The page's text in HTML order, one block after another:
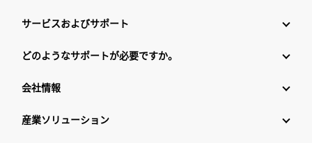
サービスおよびサポート
どのようなサポートが必要ですか。
会社情報
産業ソリューション